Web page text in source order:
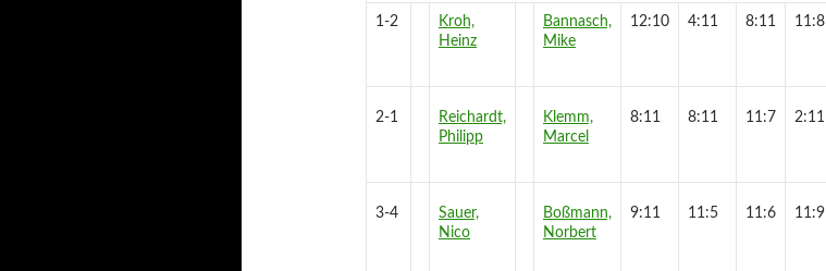
1-2
Kroh,
Heinz
Bannasch,
Mike
12:10 4:11 8:11 11:8
2-1
Reichardt,
Philipp
Klemm,
Marcel
8:11 8:11 11:7 2:11
3-4
Sauer,
Nico
Boßmann,
Norbert
9:11 11:5 11:6 11:9